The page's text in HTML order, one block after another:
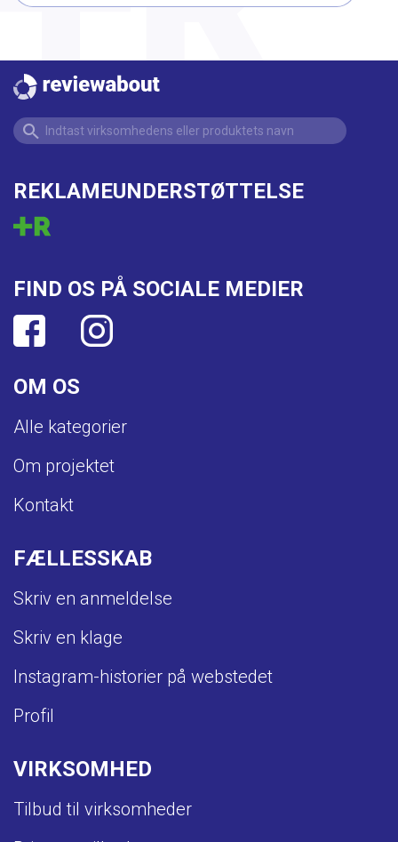
OM OS
Alle kategorier
Om projektet
Kontakt
FÆLLESSKAB
Skriv en anmeldelse
Skriv en klage
Instagram-historier på webstedet
Profil
VIRKSOMHED
Tilbud til virksomheder
REKLAMEUNDERSTØTTELSE
FIND OS PÅ SOCIALE MEDIER